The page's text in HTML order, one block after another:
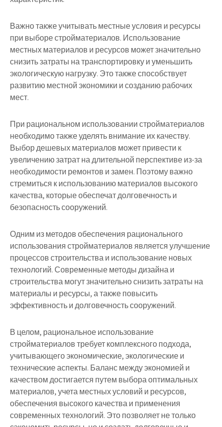
Важно также учитывать местные условия и ресурсы
при выборе стройматериалов. Использование
местных материалов и ресурсов может значительно
снизить затраты на транспортировку и уменьшить
экологическую нагрузку. Это также способствует
развитию местной экономики и созданию рабочих
мест.
При рациональном использовании стройматериалов
необходимо также уделять внимание их качеству.
Выбор дешевых материалов может привести к
увеличению затрат на длительной перспективе из-за
необходимости ремонтов и замен. Поэтому важно
стремиться к использованию материалов высокого
качества, которые обеспечат долговечность и
безопасность сооружений.
Одним из методов обеспечения рационального
использования стройматериалов является улучшение
процессов строительства и использование новых
технологий. Современные методы дизайна и
строительства могут значительно снизить затраты на
материалы и ресурсы, а также повысить
эффективность и долговечность сооружений.
В целом, рациональное использование
стройматериалов требует комплексного подхода,
учитывающего экономические, экологические и
технические аспекты. Баланс между экономией и
качеством достигается путем выбора оптимальных
материалов, учета местных условий и ресурсов,
обеспечения высокого качества и применения
современных технологий. Это позволяет не только